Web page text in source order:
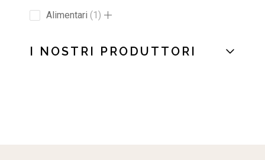
Alimentari 1
I NOSTRI PRODUTTORI